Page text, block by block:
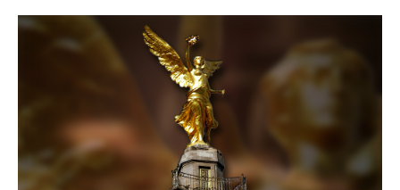
381 Articulos